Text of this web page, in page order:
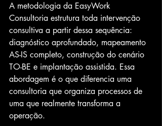
A metodologia da EasyWork
Consultoria estrutura toda intervenção
consultiva a partir dessa sequência:
diagnóstico aprofundado, mapeamento
AS-IS completo, construção do cenário
TO-BE e implantação assistida. Essa
abordagem é o que diferencia uma
consultoria que organiza processos de
uma que realmente transforma a
operação.